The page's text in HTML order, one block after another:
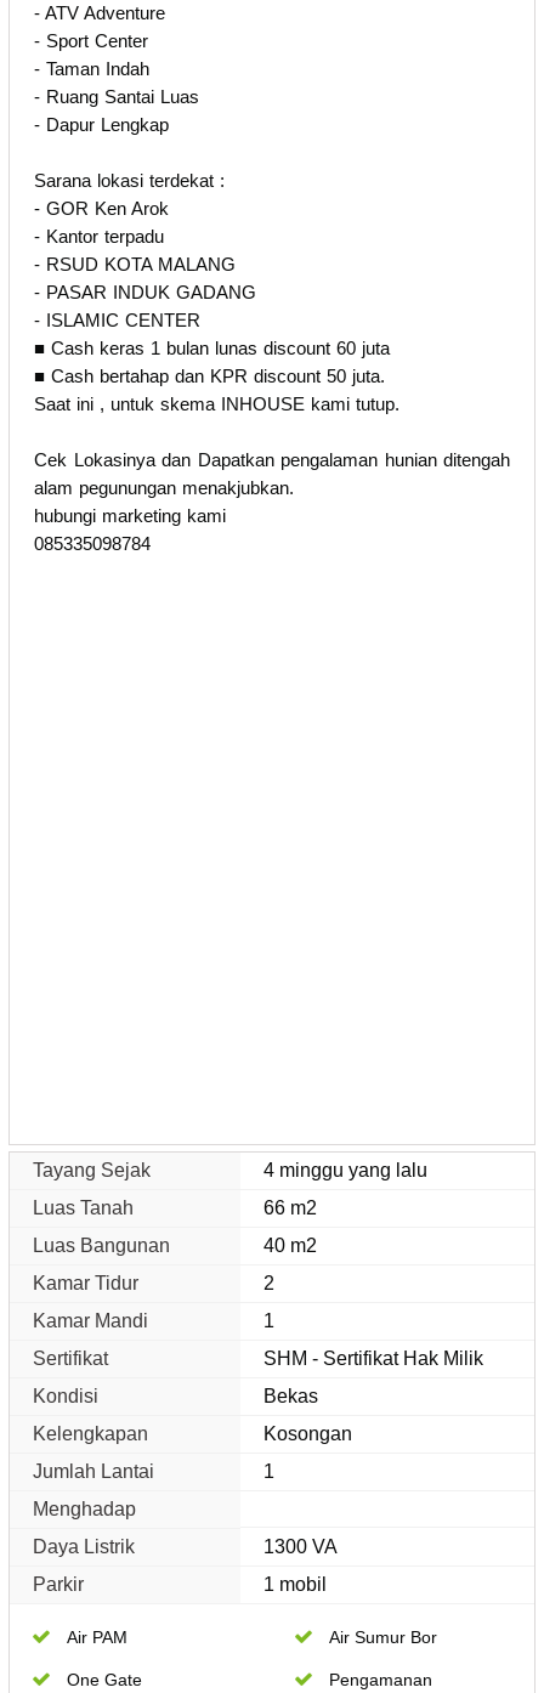
- ATV Adventure
- Sport Center
- Taman Indah
- Ruang Santai Luas
- Dapur Lengkap
Sarana lokasi terdekat :
- GOR Ken Arok
- Kantor terpadu
- RSUD KOTA MALANG
- PASAR INDUK GADANG
- ISLAMIC CENTER
■ Cash keras 1 bulan lunas discount 60 juta
■ Cash bertahap dan KPR discount 50 juta.
Saat ini , untuk skema INHOUSE kami tutup.
Cek Lokasinya dan Dapatkan pengalaman hunian ditengah
alam pegunungan menakjubkan.
hubungi marketing kami
085335098784
Tayang Sejak
4 minggu yang lalu
Luas Tanah
66 m2
Luas Bangunan
40 m2
Kamar Tidur
2
Kamar Mandi
1
Sertifikat
SHM - Sertifikat Hak Milik
Kondisi
Bekas
Kelengkapan
Kosongan
Jumlah Lantai
1
Menghadap
Daya Listrik
1300 VA
Parkir
1 mobil
Air PAM Air Sumur Bor
One Gate Pengamanan